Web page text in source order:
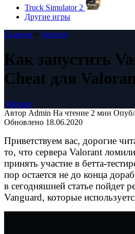
Truck Simulator 2
Другие игры
Главная » Valorant
Как запустить
Cheat для
Valorant
Автор Admin На чтение 2 мин
Обновлено 18.06.2020
Приветствуем вас, дорогие
то, что сервера Valorant
принять участие в бетта-
пор остается не до конца
в сегодняшней статье пойдет
Vanguard, которые